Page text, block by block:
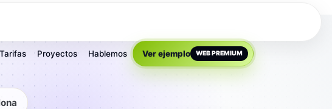
Tarifas Proyectos Hablemos Ver ejemplo WEB PREMIUM